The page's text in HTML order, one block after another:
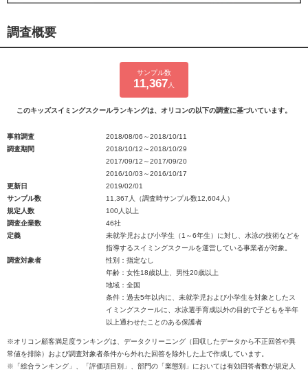
調査概要
サンプル数
11,367 人
このキッズスイミングスクールランキングは、オリコンの以下の調査に基づいています。
事前調査
2018/08/06～2018/10/11
調査期間
2018/10/12～2018/10/29
2017/09/12～2017/09/20
2016/10/03～2016/10/17
更新日
2019/02/01
サンプル数
11,367人（調査時サンプル数12,604人）
規定人数
100人以上
調査企業数
46社
定義
未就学児および小学生（1～6年生）に対し、水泳の技術などを
指導するスイミングスクールを運営している事業者が対象。
調査対象者
性別：指定なし
年齢：女性18歳以上、男性20歳以上
地域：全国
条件：過去5年以内に、未就学児および小学生を対象としたス
イミングスクールに、水泳選手育成以外の目的で子どもを半年
以上通わせたことのある保護者
※オリコン顧客満足度ランキングは、データクリーニング（回収したデータから不正回答や異
常値を排除）および調査対象者条件から外れた回答を除外した上で作成しています。
※「総合ランキング」、「評価項目別」、部門の「業態別」においては有効回答者数が規定人